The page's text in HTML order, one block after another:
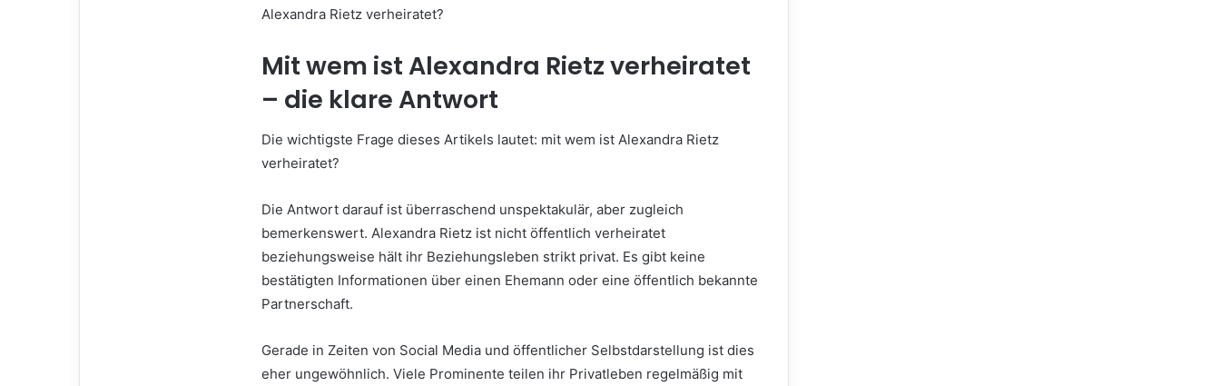
Alexandra Rietz verheiratet?
Mit wem ist Alexandra Rietz verheiratet
– die klare Antwort
Die wichtigste Frage dieses Artikels lautet: mit wem ist Alexandra Rietz
verheiratet?
Die Antwort darauf ist überraschend unspektakulär, aber zugleich
bemerkenswert. Alexandra Rietz ist nicht öffentlich verheiratet
beziehungsweise hält ihr Beziehungsleben strikt privat. Es gibt keine
bestätigten Informationen über einen Ehemann oder eine öffentlich bekannte
Partnerschaft.
Gerade in Zeiten von Social Media und öffentlicher Selbstdarstellung ist dies
eher ungewöhnlich. Viele Prominente teilen ihr Privatleben regelmäßig mit